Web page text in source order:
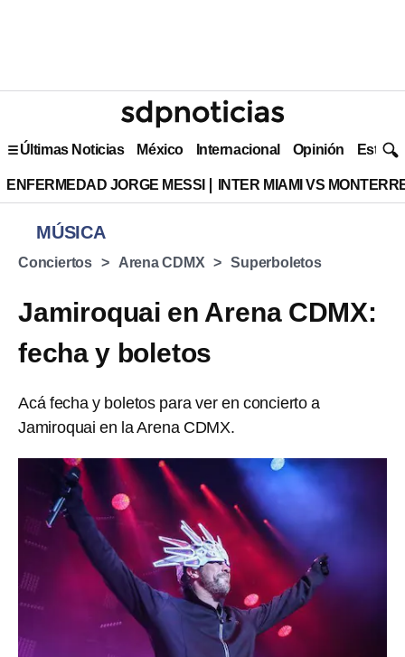
Últimas Noticias México Internacional Opinión Estilo
ENFERMEDAD JORGE MESSI INTER MIAMI VS
MÚSICA
Conciertos Arena CDMX Superboletos
Jamiroquai en Arena CDMX:
fecha y boletos
Acá fecha y boletos para ver en concierto a
Jamiroquai en la Arena CDMX.